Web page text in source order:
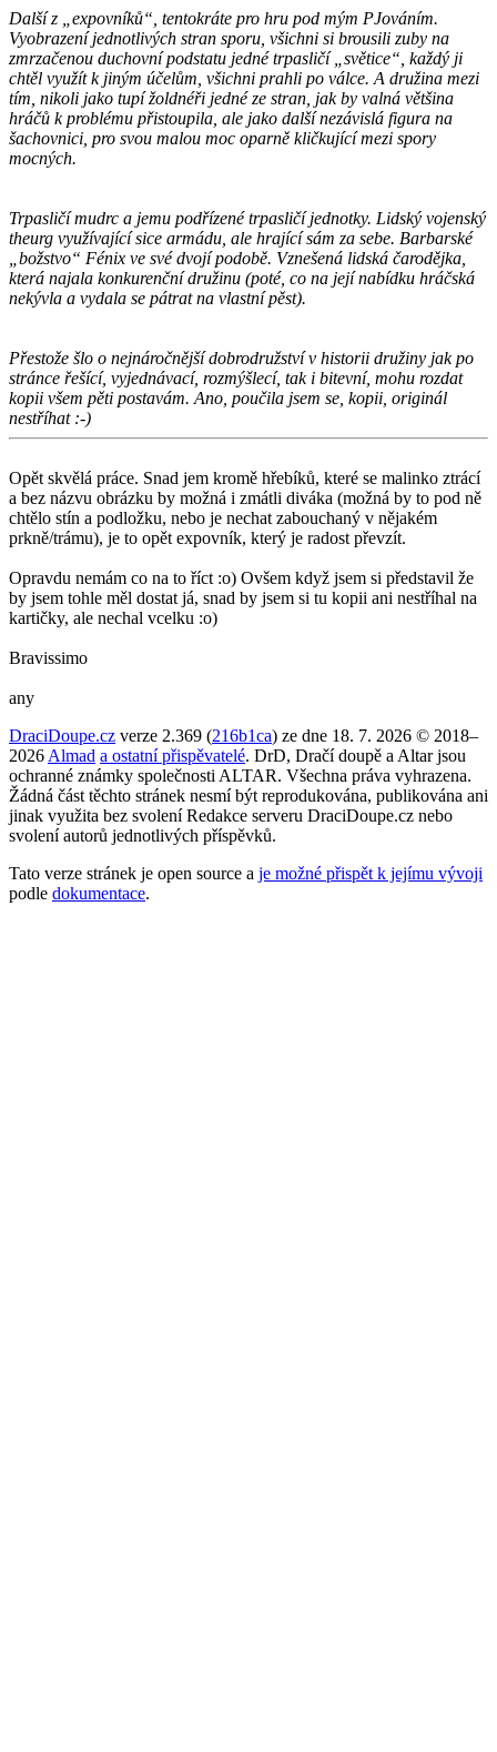
Další z „expovníků“, tentokráte pro hru pod mým PJováním.
Vyobrazení jednotlivých stran sporu, všichni si brousili zuby na
zmrzačenou duchovní podstatu jedné trpasličí „světice“, každý ji
chtěl využít k jiným účelům, všichni prahli po válce. A družina mezi
tím, nikoli jako tupí žoldnéři jedné ze stran, jak by valná většina
hráčů k problému přistoupila, ale jako další nezávislá figura na
šachovnici, pro svou malou moc oparně kličkující mezi spory
mocných.
Trpasličí mudrc a jemu podřízené trpasličí jednotky. Lidský vojenský
theurg využívající sice armádu, ale hrající sám za sebe. Barbarské
„božstvo“ Fénix ve své dvojí podobě. Vznešená lidská čarodějka,
která najala konkurenční družinu (poté, co na její nabídku hráčská
nekývla a vydala se pátrat na vlastní pěst).
Přestože šlo o nejnáročnější dobrodružství v historii družiny jak po
stránce řešící, vyjednávací, rozmýšlecí, tak i bitevní, mohu rozdat
kopii všem pěti postavám. Ano, poučila jsem se, kopii, originál
nestříhat :-)
Opět skvělá práce. Snad jem kromě hřebíků, které se malinko ztrácí
a bez názvu obrázku by možná i zmátli diváka (možná by to pod ně
chtělo stín a podložku, nebo je nechat zabouchaný v nějakém
prkně/trámu), je to opět expovník, který je radost převzít.
Opravdu nemám co na to říct :o) Ovšem když jsem si představil že
by jsem tohle měl dostat já, snad by jsem si tu kopii ani nestříhal na
kartičky, ale nechal vcelku :o)
Bravissimo
any
DraciDoupe.cz verze 2.369 (216b1ca) ze dne 18. 7. 2026 © 2018–
2026 Almad a ostatní přispěvatelé. DrD, Dračí doupě a Altar jsou
ochranné známky společnosti ALTAR. Všechna práva vyhrazena.
Žádná část těchto stránek nesmí být reprodukována, publikována ani
jinak využita bez svolení Redakce serveru DraciDoupe.cz nebo
svolení autorů jednotlivých příspěvků.
Tato verze stránek je open source a je možné přispět k jejímu vývoji
podle dokumentace.